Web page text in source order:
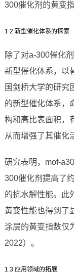
300催化剂的黄变
1.2 新型催化体系的探索
除了对a-300催化
新型催化体系，以
国剑桥大学的研究
的新型催化体系，
构和高比表面积，
从而增强了其催化
研究表明，mof-
300催化剂提高了
的抗水解性能。此
黄变性能也得到了
涂层的黄变指数仅
2022）。
1.3 应用领域的拓展